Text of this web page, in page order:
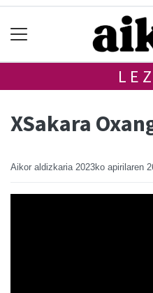
XSakara
Aikor aldizkaria 2023ko apirilaren